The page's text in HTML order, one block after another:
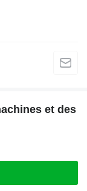
et des